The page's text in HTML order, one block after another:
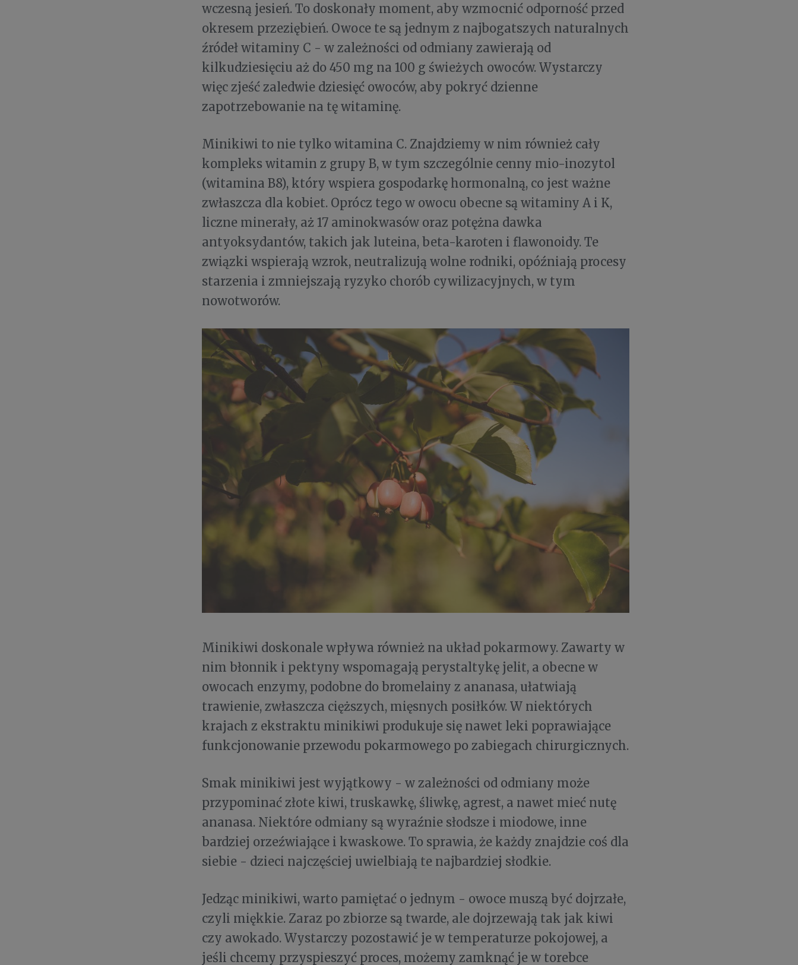
wczesną jesień. To doskonały moment, aby wzmocnić odporność przed
okresem przeziębień. Owoce te są jednym z najbogatszych naturalnych
źródeł witaminy C - w zależności od odmiany zawierają od
kilkudziesięciu aż do 450 mg na 100 g świeżych owoców. Wystarczy
więc zjeść zaledwie dziesięć owoców, aby pokryć dzienne
zapotrzebowanie na tę witaminę.
Minikiwi to nie tylko witamina C. Znajdziemy w nim również cały
kompleks witamin z grupy B, w tym szczególnie cenny mio-inozytol
(witamina B8), który wspiera gospodarkę hormonalną, co jest ważne
zwłaszcza dla kobiet. Oprócz tego w owocu obecne są witaminy A i K,
liczne minerały, aż 17 aminokwasów oraz potężna dawka
antyoksydantów, takich jak luteina, beta-karoten i flawonoidy. Te
związki wspierają wzrok, neutralizują wolne rodniki, opóźniają procesy
starzenia i zmniejszają ryzyko chorób cywilizacyjnych, w tym
nowotworów.
Minikiwi doskonale wpływa również na układ pokarmowy. Zawarty w
nim błonnik i pektyny wspomagają perystaltykę jelit, a obecne w
owocach enzymy, podobne do bromelainy z ananasa, ułatwiają
trawienie, zwłaszcza cięższych, mięsnych posiłków. W niektórych
krajach z ekstraktu minikiwi produkuje się nawet leki poprawiające
funkcjonowanie przewodu pokarmowego po zabiegach chirurgicznych.
Smak minikiwi jest wyjątkowy - w zależności od odmiany może
przypominać złote kiwi, truskawkę, śliwkę, agrest, a nawet mieć nutę
ananasa. Niektóre odmiany są wyraźnie słodsze i miodowe, inne
bardziej orzeźwiające i kwaskowe. To sprawia, że każdy znajdzie coś dla
siebie - dzieci najczęściej uwielbiają te najbardziej słodkie.
Jedząc minikiwi, warto pamiętać o jednym - owoce muszą być dojrzałe,
czyli miękkie. Zaraz po zbiorze są twarde, ale dojrzewają tak jak kiwi
czy awokado. Wystarczy pozostawić je w temperaturze pokojowej, a
jeśli chcemy przyspieszyć proces, możemy zamknąć je w torebce